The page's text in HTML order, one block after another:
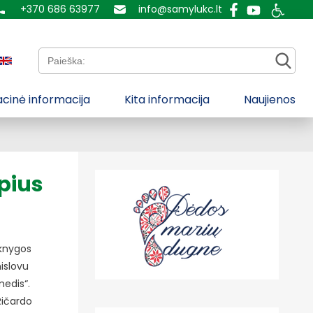
+370 686 63977 info@samylukc.lt
Paieška:
informacija Kita informacija Naujienos